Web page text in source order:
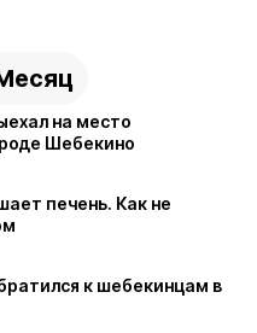
на место
Шебекино
печень. Как не
к шебекинцам в